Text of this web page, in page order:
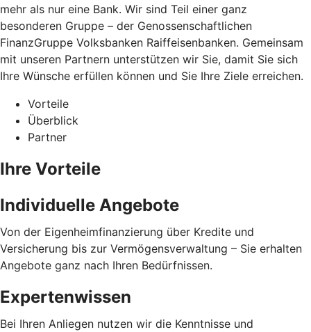
mehr als nur eine Bank. Wir sind Teil einer ganz
besonderen Gruppe – der Genossenschaftlichen
FinanzGruppe Volksbanken Raiffeisenbanken. Gemeinsam
mit unseren Partnern unterstützen wir Sie, damit Sie sich
Ihre Wünsche erfüllen können und Sie Ihre Ziele erreichen.
Vorteile
Überblick
Partner
Ihre Vorteile
Individuelle Angebote
Von der Eigenheimfinanzierung über Kredite und
Versicherung bis zur Vermögensverwaltung – Sie erhalten
Angebote ganz nach Ihren Bedürfnissen.
Expertenwissen
Bei Ihren Anliegen nutzen wir die Kenntnisse und